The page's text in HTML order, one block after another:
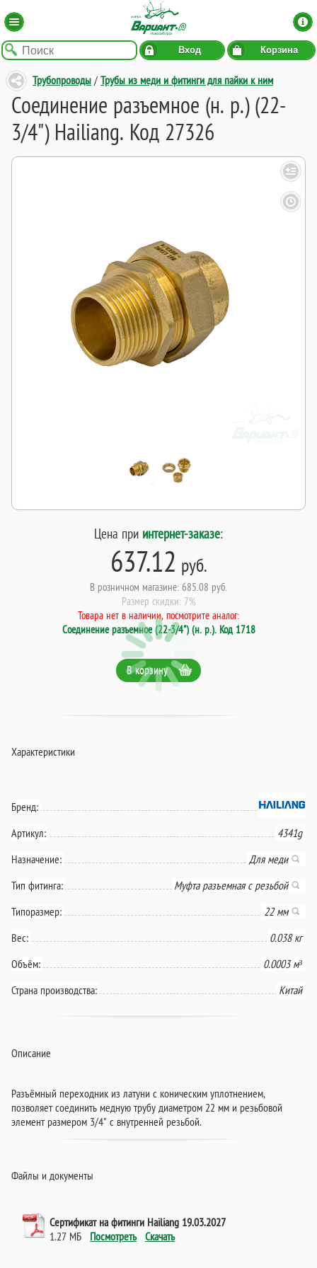
Вход Корзина
Трубопроводы / Трубы из меди и фитинги для пайки к ним
Соединение разъемное (н. р.) (22-
3/4") Hailiang. Код 27326
Цена при интернет-заказе:
637.12 руб.
В розничном магазине: 685.08 руб.
Размер скидки: 7%
Товара нет в наличии, посмотрите аналог:
Соединение разъемное (22-3/4") (н. р.). Код 1718
В корзину
Характеристики
Бренд:
Артикул:
4341g
Назначение:
Для меди
Тип фитинга:
Муфта разъемная с резьбой
Типоразмер:
22 мм
Вес:
0.038 кг
Объём:
0.0003 м³
Страна производства:
Китай
Описание
Разъёмный переходник из латуни с коническим уплотнением,
позволяет соединить медную трубу диаметром 22 мм и резьбовой
элемент размером 3/4" с внутренней резьбой.
Файлы и документы
Сертификат на фитинги Hailiang 19.03.2027
1.27 МБ Посмотреть Скачать